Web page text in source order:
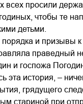
всех просили
чтобы те
детьми.
и призывы
праведный
и госпожа
эта история, –
грядущего
стариной при